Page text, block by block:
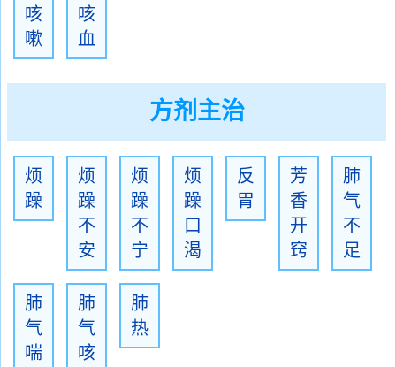
咳
嗽
咳
血
方剂主治
烦
躁
烦
躁
不
安
烦
躁
不
宁
烦
躁
口
渴
反
胃
芳
香
开
窍
肺
气
不
足
肺
气
喘
肺
气
咳
肺
热